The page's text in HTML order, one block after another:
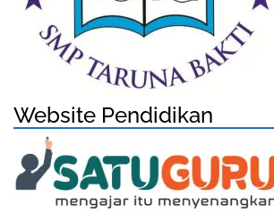
Website Pendidikan